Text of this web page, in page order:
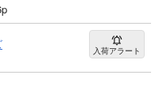
入荷アラート